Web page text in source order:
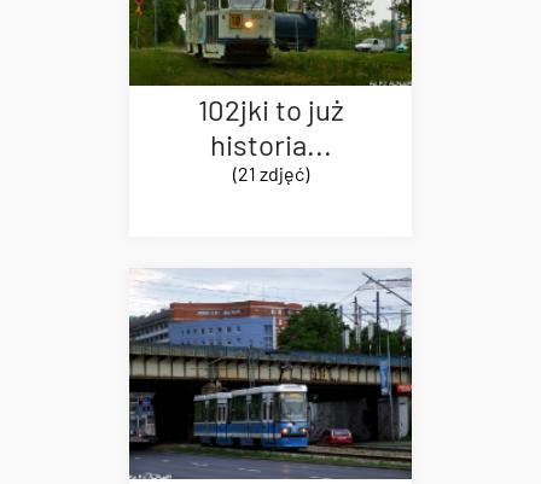
102jki to już
historia...
(21 zdjęć)